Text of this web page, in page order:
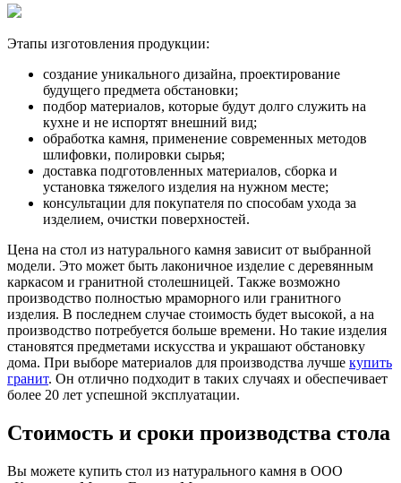
Этапы изготовления продукции:
создание уникального дизайна, проектирование
будущего предмета обстановки;
подбор материалов, которые будут долго служить на
кухне и не испортят внешний вид;
обработка камня, применение современных методов
шлифовки, полировки сырья;
доставка подготовленных материалов, сборка и
установка тяжелого изделия на нужном месте;
консультации для покупателя по способам ухода за
изделием, очистки поверхностей.
Цена на стол из натурального камня зависит от выбранной
модели. Это может быть лаконичное изделие с деревянным
каркасом и гранитной столешницей. Также возможно
производство полностью мраморного или гранитного
изделия. В последнем случае стоимость будет высокой, а на
производство потребуется больше времени. Но такие изделия
становятся предметами искусства и украшают обстановку
дома. При выборе материалов для производства лучше купить
гранит. Он отлично подходит в таких случаях и обеспечивает
более 20 лет успешной эксплуатации.
Стоимость и сроки производства стола
Вы можете купить стол из натурального камня в ООО